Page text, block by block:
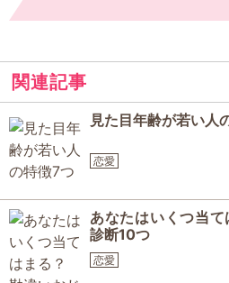
関連記事
見た目年齢が若い人
恋愛
あなたはいくつ当
診断10つ
恋愛